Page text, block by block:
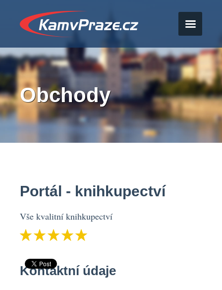
Obchody
Portál - knihkupectví
Vše kvalitní knihkupectví
Kontaktní údaje